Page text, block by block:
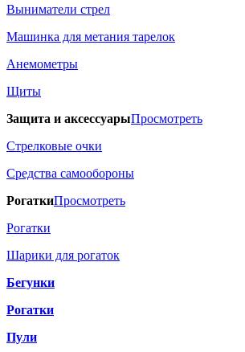
Выниматели стрел
Машинка для метания тарелок
Анемометры
Щиты
Защита и аксессуарыПросмотреть
Стрелковые очки
Средства самообороны
РогаткиПросмотреть
Рогатки
Шарики для рогаток
Бегунки
Рогатки
Пули